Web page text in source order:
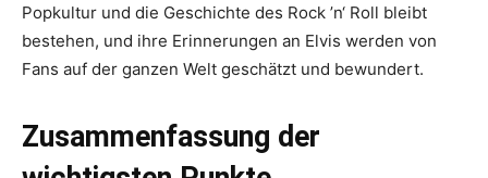
Popkultur und die Geschichte des Rock ’n‘ Roll bleibt
bestehen, und ihre Erinnerungen an Elvis werden von
Fans auf der ganzen Welt geschätzt und bewundert.
Zusammenfassung der